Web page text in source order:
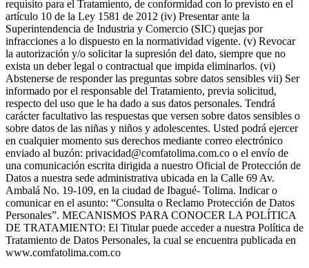
requisito para el Tratamiento, de conformidad con lo previsto en el
artículo 10 de la Ley 1581 de 2012 (iv) Presentar ante la
Superintendencia de Industria y Comercio (SIC) quejas por
infracciones a lo dispuesto en la normatividad vigente. (v) Revocar
la autorización y/o solicitar la supresión del dato, siempre que no
exista un deber legal o contractual que impida eliminarlos. (vi)
Abstenerse de responder las preguntas sobre datos sensibles vii) Ser
informado por el responsable del Tratamiento, previa solicitud,
respecto del uso que le ha dado a sus datos personales. Tendrá
carácter facultativo las respuestas que versen sobre datos sensibles o
sobre datos de las niñas y niños y adolescentes. Usted podrá ejercer
en cualquier momento sus derechos mediante correo electrónico
enviado al buzón: privacidad@comfatolima.com.co o el envío de
una comunicación escrita dirigida a nuestro Oficial de Protección de
Datos a nuestra sede administrativa ubicada en la Calle 69 Av.
Ambalá No. 19-109, en la ciudad de Ibagué- Tolima. Indicar o
comunicar en el asunto: “Consulta o Reclamo Protección de Datos
Personales”. MECANISMOS PARA CONOCER LA POLÍTICA
DE TRATAMIENTO: El Titular puede acceder a nuestra Política de
Tratamiento de Datos Personales, la cual se encuentra publicada en
www.comfatolima.com.co